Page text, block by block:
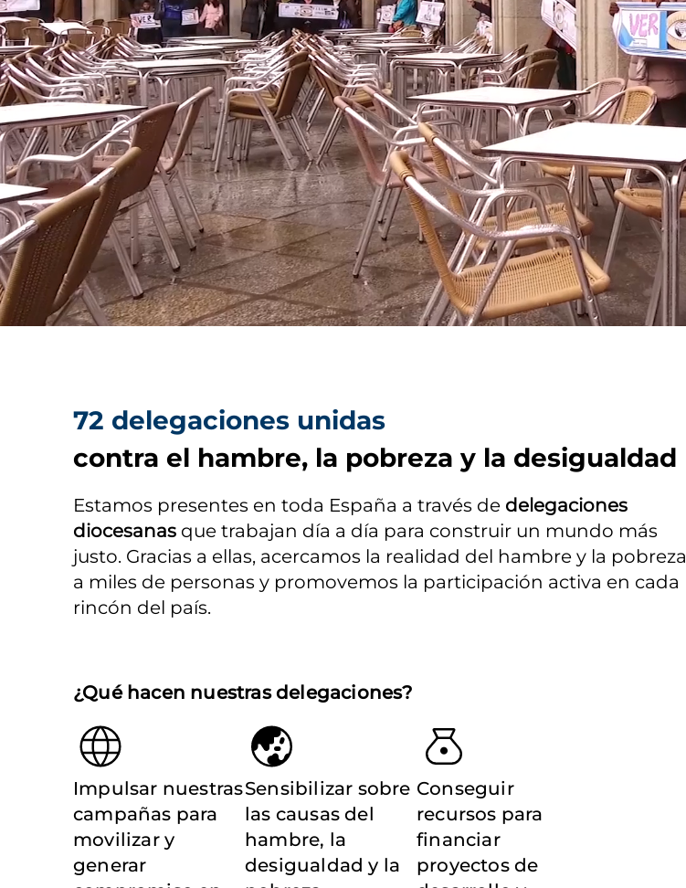
72 delegaciones unidas
contra el hambre, la pobreza y la desigualdad
Estamos presentes en toda España a través de delegaciones
diocesanas que trabajan día a día para construir un mundo más
justo. Gracias a ellas, acercamos la realidad del hambre y la pobreza
a miles de personas y promovemos la participación activa en cada
rincón del país.
¿Qué hacen nuestras delegaciones?
Impulsar nuestras
campañas para
movilizar y
generar
Sensibilizar sobre
las causas del
hambre, la
desigualdad y la
Conseguir
recursos para
financiar
proyectos de